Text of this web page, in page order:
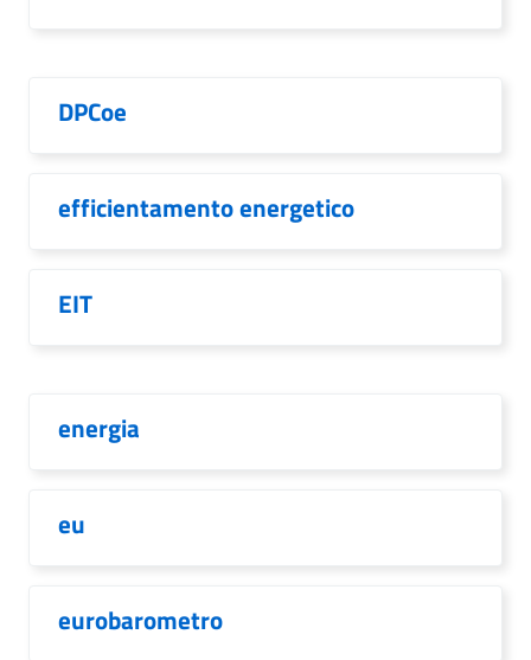
DPCoe
efficientamento energetico
EIT
energia
eu
eurobarometro